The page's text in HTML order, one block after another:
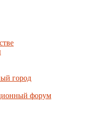
город
форум